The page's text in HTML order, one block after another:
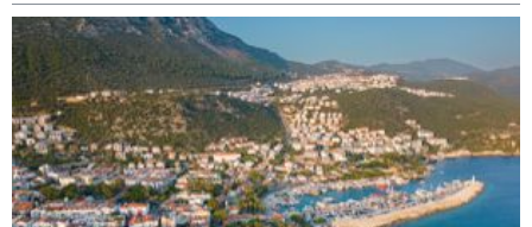
Hisense წარმოგიდგენთ გზავნილს "ინოვაციები
უკეთესი ცხოვრებისათვის" FIFA-ს 2026 წლის
მსოფლიო ჩემპიონატზე™